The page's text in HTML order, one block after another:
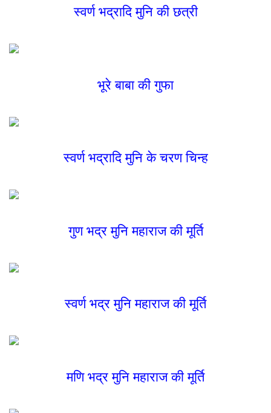
स्वर्ण भद्रादि मुनि की छत्री
भूरे बाबा की गुफा
स्वर्ण भद्रादि मुनि के चरण चिन्ह
गुण भद्र मुनि महाराज की मूर्ति
स्वर्ण भद्र मुनि महाराज की मूर्ति
मणि भद्र मुनि महाराज की मूर्ति